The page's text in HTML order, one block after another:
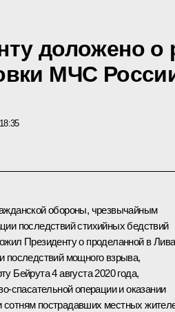
доложено о
МЧС
18:35
обороны, чрезвычайным
последствий стихийных бедствий
Президенту о проделанной в
последствий мощного взрыва,
Бейрута 4 августа 2020 года,
спасательной операции и оказании
пострадавших местных